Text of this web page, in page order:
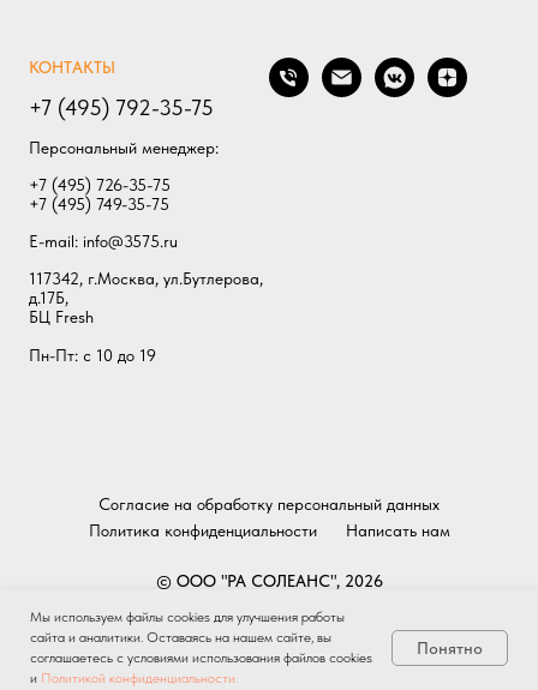
КОНТАКТЫ
+7 (495) 792-35-75
Персональный менеджер:
+7 (495) 726-35-75
+7 (495) 749-35-75
E-mail: info@3575.ru
117342, г.Москва, ул.Бутлерова,
д.17Б,
БЦ Fresh
Пн-Пт: с 10 до 19
Согласие на обработку персональный данных
Политика конфиденциальности
Написать нам
© ООО "РА СОЛЕАНС", 2026
Наверх
Мы используем файлы cookies для улучшения работы
сайта и аналитики. Оставаясь на нашем сайте, вы
соглашаетесь с условиями использования файлов cookies
и Политикой конфиденциальности.
Понятно